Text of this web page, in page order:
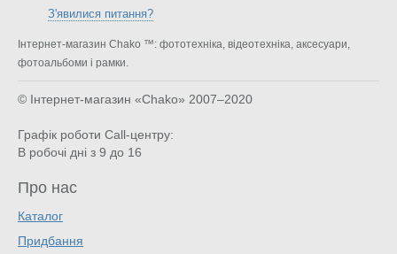
З'явилися питання?
Інтернет-магазин Chako ™: фототехніка, відеотехніка, аксесуари,
фотоальбоми і рамки.
© Інтернет-магазин «Chako» 2007–2020
Графік роботи Call-центру:
В робочі дні з 9 до 16
Про нас
Каталог
Придбання